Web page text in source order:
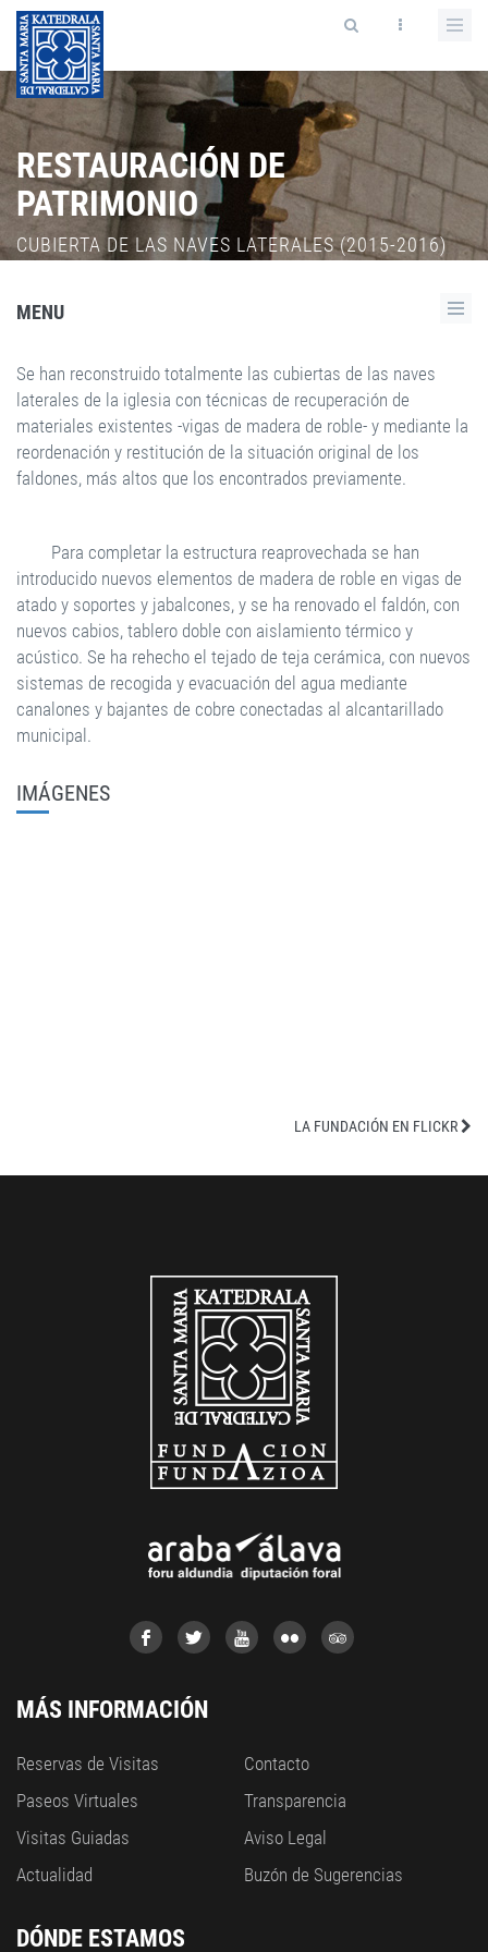
RESTAURACIÓN DE
PATRIMONIO
CUBIERTA DE LAS NAVES LATERALES (2015-2016)
MENU
Se han reconstruido totalmente las cubiertas de las naves
laterales de la iglesia con técnicas de recuperación de
materiales existentes -vigas de madera de roble- y mediante la
reordenación y restitución de la situación original de los
faldones, más altos que los encontrados previamente.
Para completar la estructura reaprovechada se han
introducido nuevos elementos de madera de roble en vigas de
atado y soportes y jabalcones, y se ha renovado el faldón, con
nuevos cabios, tablero doble con aislamiento térmico y
acústico. Se ha rehecho el tejado de teja cerámica, con nuevos
sistemas de recogida y evacuación del agua mediante
canalones y bajantes de cobre conectadas al alcantarillado
municipal.
IMÁGENES
LA FUNDACIÓN EN FLICKR
MÁS INFORMACIÓN
Reservas de Visitas
Paseos Virtuales
Visitas Guiadas
Actualidad
Contacto
Transparencia
Aviso Legal
Buzón de Sugerencias
DÓNDE ESTAMOS